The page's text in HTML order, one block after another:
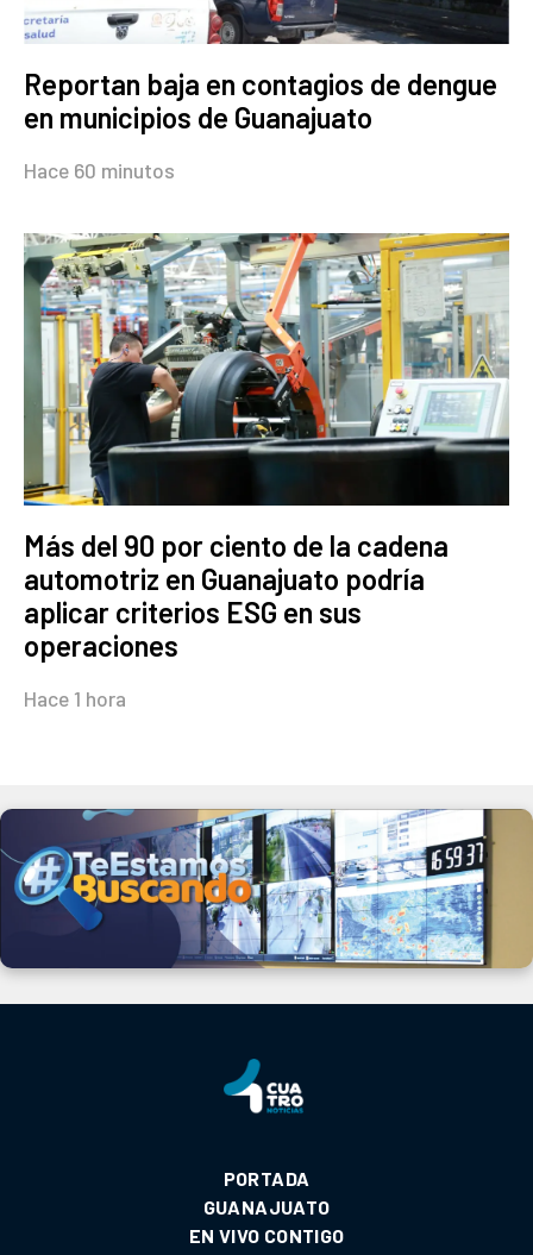
Reportan baja en contagios de dengue
en municipios de Guanajuato
Hace 60 minutos
Más del 90 por ciento de la cadena
automotriz en Guanajuato podría
aplicar criterios ESG en sus
operaciones
Hace 1 hora
PORTADA
GUANAJUATO
EN VIVO CONTIGO